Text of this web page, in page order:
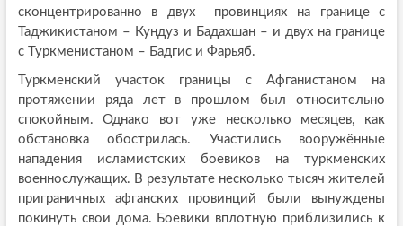
сконцентрированно в двух провинциях на границе с
Таджикистаном – Кундуз и Бадахшан – и двух на границе
с Туркменистаном – Бадгис и Фарьяб.
Туркменский участок границы с Афганистаном на
протяжении ряда лет в прошлом был относительно
спокойным. Однако вот уже несколько месяцев, как
обстановка обострилась. Участились вооружённые
нападения исламистских боевиков на туркменских
военнослужащих. В результате несколько тысяч жителей
приграничных афганских провинций были вынуждены
покинуть свои дома. Боевики вплотную приблизились к